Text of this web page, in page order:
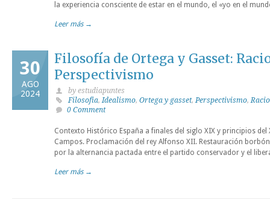
la experiencia consciente de estar en el mundo, el «yo en el
Leer más →
30
AGO
2024
Filosofía de Ortega y Gasset:
Perspectivismo
by estudiapuntes
Filosofia,Idealismo, Ortega y gasset,Perspectivismo,
0 Comment
Contexto Histórico España a finales del siglo XIX y principios del
Campos. Proclamación del rey Alfonso XII. Restauración
por la alternancia pactada entre el partido conservador y el
Leer más →